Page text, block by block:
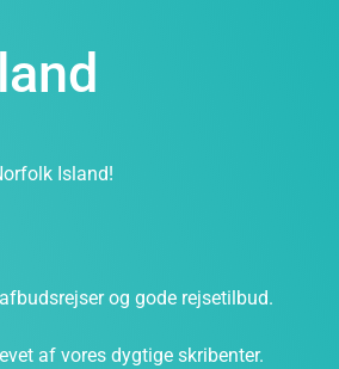
Island!
og gode rejsetilbud.
af vores dygtige skribenter.